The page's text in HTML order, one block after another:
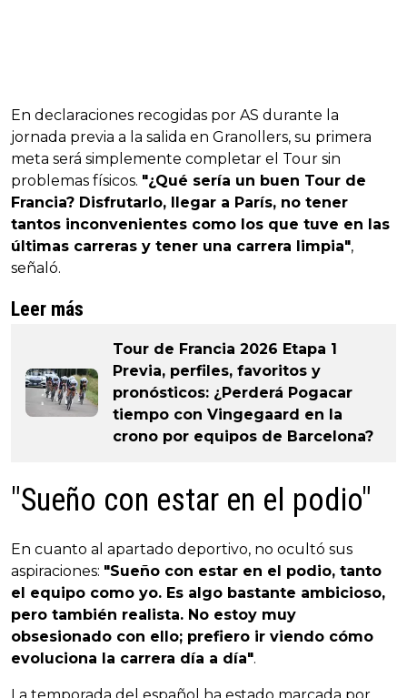
En declaraciones recogidas por AS durante la
jornada previa a la salida en Granollers, su primera
meta será simplemente completar el Tour sin
problemas físicos. "¿Qué sería un buen Tour de
Francia? Disfrutarlo, llegar a París, no tener
tantos inconvenientes como los que tuve en las
últimas carreras y tener una carrera limpia",
señaló.
Leer más
Tour de Francia 2026 Etapa 1
Previa, perfiles, favoritos y
pronósticos: ¿Perderá Pogacar
tiempo con Vingegaard en la
crono por equipos de Barcelona?
"Sueño con estar en el podio"
En cuanto al apartado deportivo, no ocultó sus
aspiraciones: "Sueño con estar en el podio, tanto
el equipo como yo. Es algo bastante ambicioso,
pero también realista. No estoy muy
obsesionado con ello; prefiero ir viendo cómo
evoluciona la carrera día a día".